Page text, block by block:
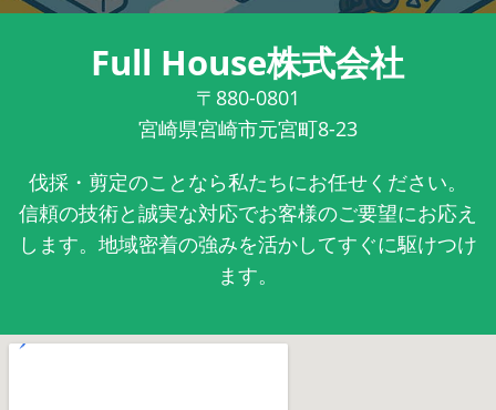
Full House株式会社
〒880-0801
宮崎県宮崎市元宮町8-23
伐採・剪定のことなら私たちにお任せください。
信頼の技術と誠実な対応でお客様のご要望にお応え
します。地域密着の強みを活かしてすぐに駆けつけ
ます。